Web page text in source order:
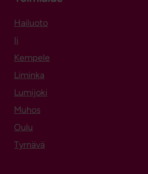
Hailuoto
Ii
Kempele
Liminka
Lumijoki
Muhos
Oulu
Tyrnävä